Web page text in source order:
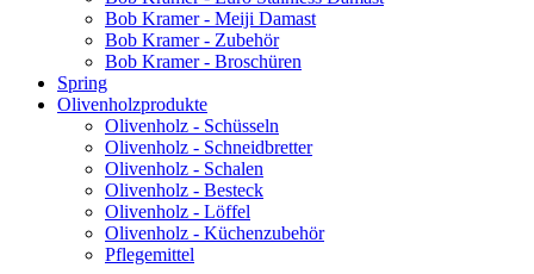
Bob Kramer - Meiji Damast
Bob Kramer - Zubehör
Bob Kramer - Broschüren
Spring
Olivenholzprodukte
Olivenholz - Schüsseln
Olivenholz - Schneidbretter
Olivenholz - Schalen
Olivenholz - Besteck
Olivenholz - Löffel
Olivenholz - Küchenzubehör
Pflegemittel